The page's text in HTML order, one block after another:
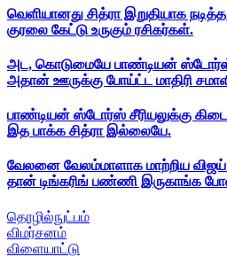
வெளியானது சித்ரா இறுதியாக
குரலை கேட்டு உருகும் ரசிகர்கள்.
அட, கொடுமையே பாண்டியன் ஸ்டோர்ஸ்
அதான் ஊருக்கு போய்ட்ட மாதிரி
பாண்டியன் ஸ்டோர்ஸ் சீரியலுக்கு
இத பாக்க சித்ரா இல்லையே.
வேலனை வேலம்மாளாக மாற்றிய
தான் டிங்கரிங் பண்ணி இருகாங்க
தொழில்நுட்பம்
விமர்சனம்
விளையாட்டு